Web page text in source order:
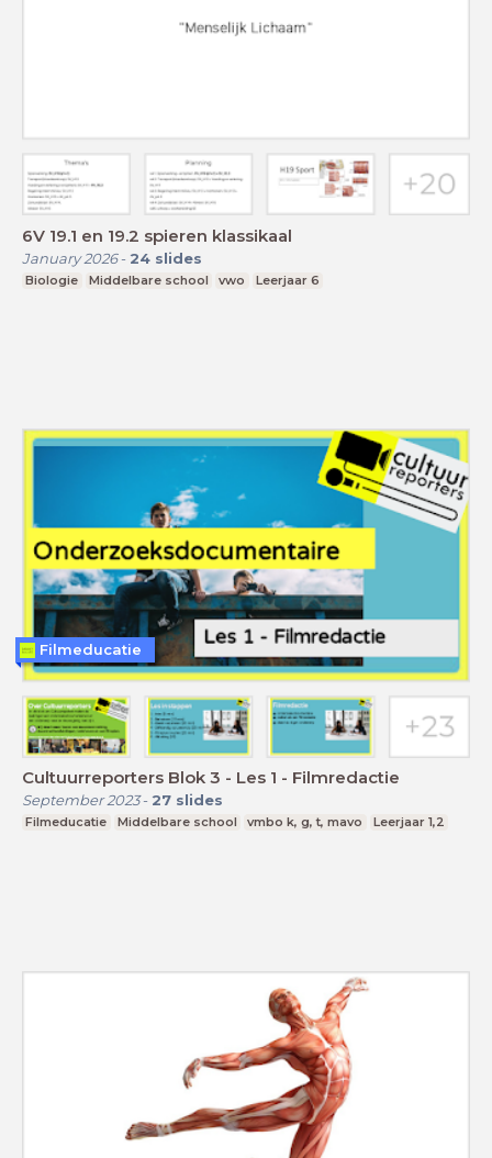
6V 19.1 en 19.2 spieren klassikaal
January 2026- 24 slides
Biologie Middelbare school vwo Leerjaar 6
Cultuurreporters Blok 3 - Les 1 - Filmredactie
September 2023- 27 slides
Filmeducatie Middelbare school vmbo k, g, t, mavo Leerjaar 1,2
Filmeducatie